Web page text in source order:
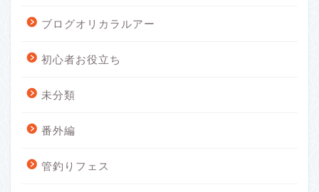
ブログオリカラルアー
初心者お役立ち
未分類
番外編
管釣りフェス